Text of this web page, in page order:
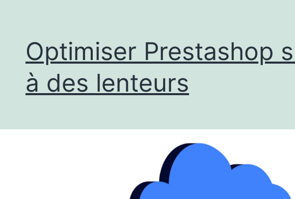
Optimiser Prestashop
à des lenteurs